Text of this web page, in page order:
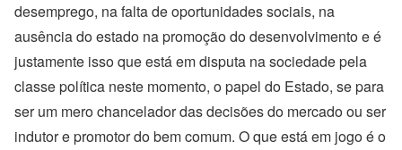
desemprego, na falta de oportunidades sociais, na
ausência do estado na promoção do desenvolvimento e é
justamente isso que está em disputa na sociedade pela
classe política neste momento, o papel do Estado, se para
ser um mero chancelador das decisões do mercado ou ser
indutor e promotor do bem comum. O que está em jogo é o